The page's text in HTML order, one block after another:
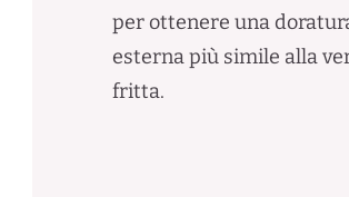
per ottenere una
esterna più simile alla
fritta.